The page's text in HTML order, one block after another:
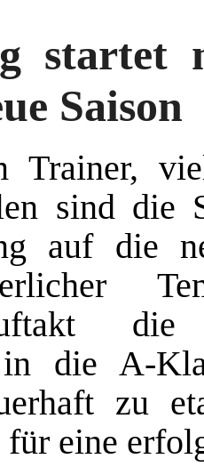
startet
Saison
Trainer,
sind die
auf die
die A-
zu
eine